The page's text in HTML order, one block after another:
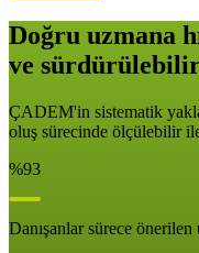
Doğru uzmana
ve
ÇADEM'in sistematik
oluş sürecinde ölçülebilir
%93
Danışanlar sürece